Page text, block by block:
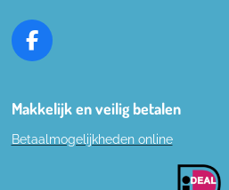
F
e
o
Makkelijk en veilig betalen
Betaalmogelijkheden online